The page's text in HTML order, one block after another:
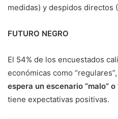
medidas) y despidos directos
FUTURO NEGRO
El 54% de los encuestados
económicas como
espera un escenario “malo” o
tiene expectativas positivas.